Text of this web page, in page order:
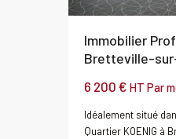
Immobilier
Bretteville-
6 200 € HT Par
Idéalement situé
Quartier KOENIG à
SAINT